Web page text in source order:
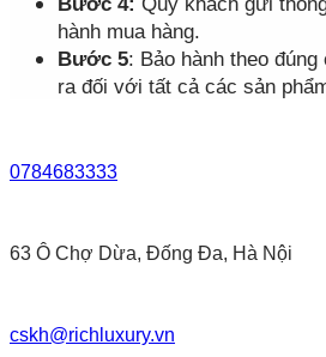
hành mua hàng.
Bước 5: Bảo hành theo
ra đối với tất cả các sản
0784683333
63 Ô Chợ Dừa, Đống Đa, Hà Nội
cskh@richluxury.vn